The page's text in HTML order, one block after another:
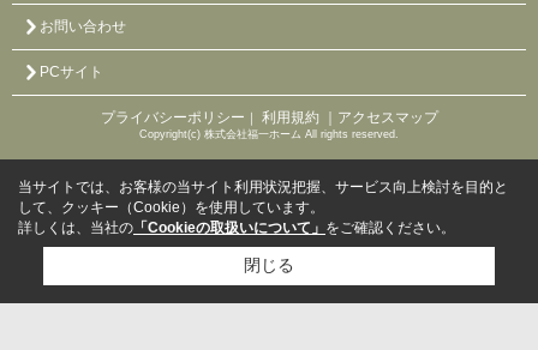
お問い合わせ
PCサイト
プライバシーポリシー ｜ 利用規約 ｜アクセスマップ
Copyright(c) 株式会社福一ホーム All rights reserved.
当サイトでは、お客様の当サイト利用状況把握、サービス向上検討を目的と
して、クッキー（Cookie）を使用しています。
詳しくは、当社の 「Cookieの取扱いについて」 をご確認ください。
閉じる